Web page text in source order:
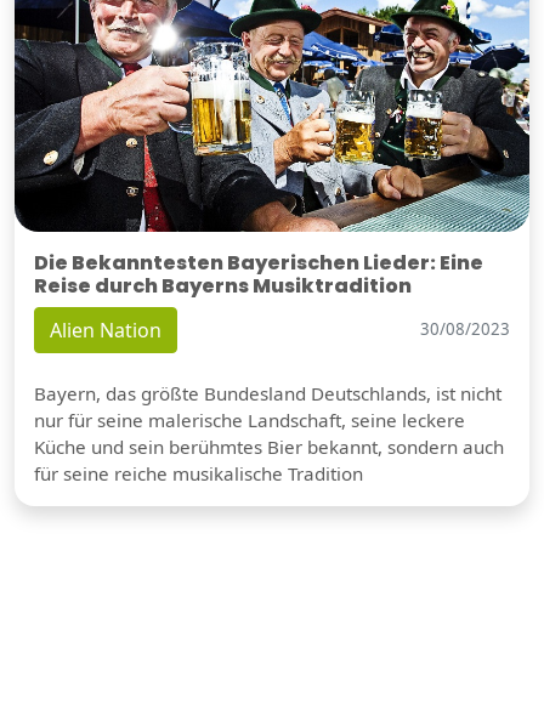
Die Bekanntesten Bayerischen Lieder: Eine
Reise durch Bayerns Musiktradition
Alien Nation 30/08/2023
Bayern, das größte Bundesland Deutschlands, ist nicht
nur für seine malerische Landschaft, seine leckere
Küche und sein berühmtes Bier bekannt, sondern auch
für seine reiche musikalische Tradition